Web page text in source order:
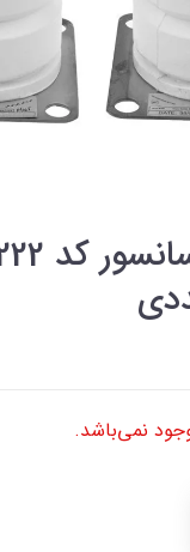
نمی‌باشد.